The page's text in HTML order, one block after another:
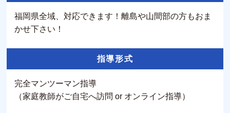
福岡県全域、対応できます！離島や山間部の方もおま
かせ下さい！
指導形式
完全マンツーマン指導
（家庭教師がご自宅へ訪問 or オンライン指導）